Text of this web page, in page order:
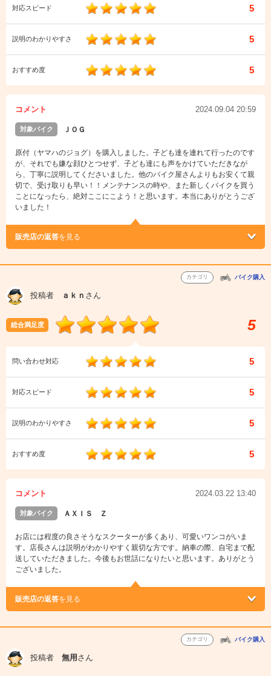
対応スピード 5
説明のわかりやすさ 5
おすすめ度 5
コメント 2024.09.04 20:59
対象バイク ＪＯＧ
原付（ヤマハのジョグ）を購入しました。子ども達を連れて行ったのです
が、それでも嫌な顔ひとつせず、子ども達にも声をかけていただきなが
ら、丁寧に説明してくださいました。他のバイク屋さんよりもお安くて親
切で、受け取りも早い！！メンテナンスの時や、また新しくバイクを買う
ことになったら、絶対ここにこよう！と思います。本当にありがとうござ
いました！
販売店の返答を見る
カテゴリ バイク購入
投稿者 ａｋｎ さん
総合満足度 5
問い合わせ対応 5
対応スピード 5
説明のわかりやすさ 5
おすすめ度 5
コメント 2024.03.22 13:40
対象バイク ＡＸＩＳ Ｚ
お店には程度の良さそうなスクーターが多くあり、可愛いワンコがいま
す。店長さんは説明がわかりやすく親切な方です。納車の際、自宅まで配
送していただきました。今後もお世話になりたいと思います。ありがとう
ございました。
販売店の返答を見る
カテゴリ バイク購入
投稿者 無用 さん